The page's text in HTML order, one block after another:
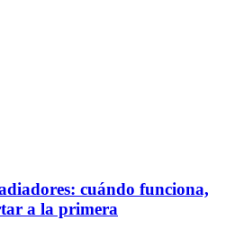
cuándo funciona,
a la primera